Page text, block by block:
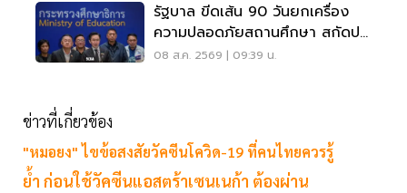
รัฐบาล ขีดเส้น 90 วันยกเครื่อง
ความปลอดภัยสถานศึกษา สกัดปม
บูลลี่
08 ส.ค. 2569 | 09:39 น.
ข่าวที่เกี่ยวข้อง
"หมอยง" ไขข้อสงสัยวัคซีนโควิด-19 ที่คนไทยควรรู้
ย้ำ ก่อนใช้วัคซีนแอสตร้าเซนเนก้า ต้องผ่าน